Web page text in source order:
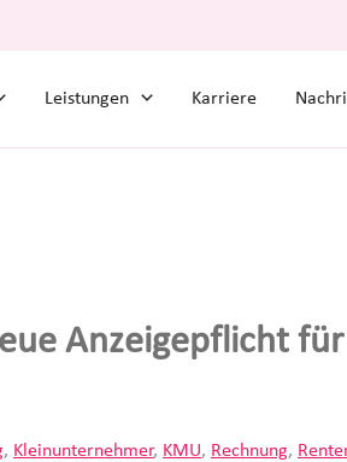
Leistungen Karriere
Anzeigepflicht für
, Kleinunternehmer, KMU, Rechnung,